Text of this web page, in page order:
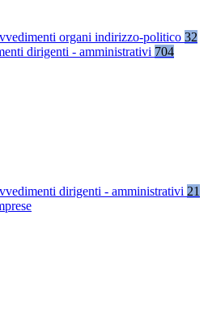
organi indirizzo-politico 32
dirigenti - amministrativi 704
dirigenti - amministrativi 21